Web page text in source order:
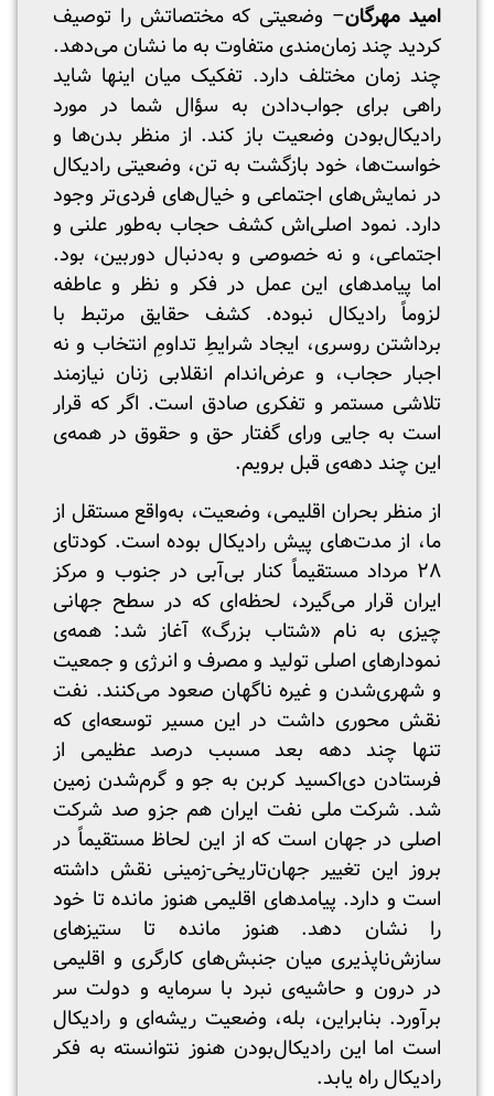
امید مهرگان– وضعیتی که مختصاتش را توصیف
کردید چند زمان‌مندی متفاوت به ما نشان می‌دهد.
چند زمان مختلف دارد. تفکیک میان اینها شاید
راهی برای جواب‌دادن به سؤال شما در مورد
رادیکال‌بودن وضعیت باز کند. از منظر بدن‌ها و
خواست‌ها، خود بازگشت به تن، وضعیتی رادیکال
در نمایش‌های اجتماعی و خیال‌های فردی‌تر وجود
دارد. نمود اصلی‌اش کشف حجاب به‌طور علنی و
اجتماعی، و نه خصوصی و به‌دنبال دوربین، بود.
اما پیامدهای این عمل در فکر و نظر و عاطفه
لزوماً رادیکال نبوده. کشف حقایق مرتبط با
برداشتن روسری، ایجاد شرایطِ تداومِ انتخاب و نه
اجبار حجاب، و عرض‌اندام انقلابی زنان نیازمند
تلاشی مستمر و تفکری صادق است. اگر که قرار
است به جایی ورای گفتار حق و حقوق در همه‌ی
این چند دهه‌ی قبل برویم.
از منظر بحران اقلیمی، وضعیت، به‌واقع مستقل از
ما، از مدت‌های پیش رادیکال بوده است. کودتای
۲۸ مرداد مستقیماً کنار بی‌آبی در جنوب و مرکز
ایران قرار می‌گیرد، لحظه‌ای که در سطح جهانی
چیزی به نام «شتاب بزرگ» آغاز شد: همه‌ی
نمودارهای اصلی تولید و مصرف و انرژی و جمعیت
و شهری‌شدن و غیره ناگهان صعود می‌کنند. نفت
نقش محوری داشت در این مسیر توسعه‌ای که
تنها چند دهه بعد مسبب درصد عظیمی از
فرستادن دی‌اکسید کربن به جو و گرم‌شدن زمین
شد. شرکت ملی نفت ایران هم جزو صد شرکت
اصلی در جهان است که از این لحاظ مستقیماً‌ در
بروز این تغییر جهان‌تاریخی-زمینی نقش داشته
است و دارد. پیامدهای اقلیمی هنوز مانده تا خود
را نشان دهد. هنوز مانده تا ستیزهای
سازش‌ناپذیری میان جنبش‌های کارگری و اقلیمی
در درون و حاشیه‌ی نبرد با سرمایه و دولت سر
برآورد. بنابراین، بله، وضعیت ریشه‌ای و رادیکال
است اما این رادیکال‌بودن هنوز نتوانسته به فکر
رادیکال راه یابد.